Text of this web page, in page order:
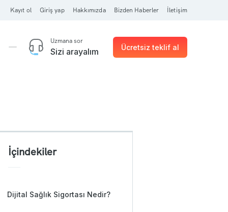
Kayıt ol Giriş yap Hakkımızda Bizden Haberler İletişim
Uzmana sor
Sizi arayalım Ücretsiz teklif al
İçindekiler
Dijital Sağlık Sigortası Nedir?